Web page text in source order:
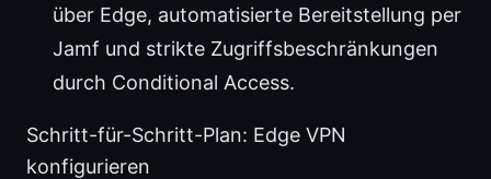
über Edge, automatisierte Bereitstellung per
Jamf und strikte Zugriffsbeschränkungen
durch Conditional Access.
Schritt-für-Schritt-Plan: Edge VPN
konfigurieren